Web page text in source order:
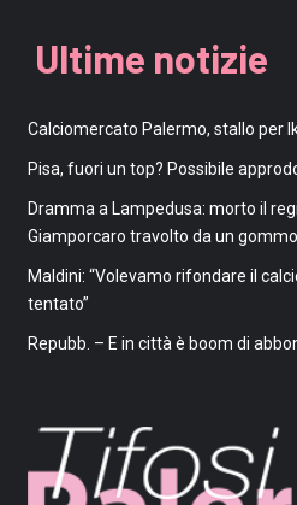
Ultime notizie
Calciomercato Palermo, stallo per
Pisa, fuori un top? Possibile
Dramma a Lampedusa: morto il
Giamporcaro travolto da un
Maldini: “Volevamo rifondare il
tentato”
Repubb. – E in città è boom di